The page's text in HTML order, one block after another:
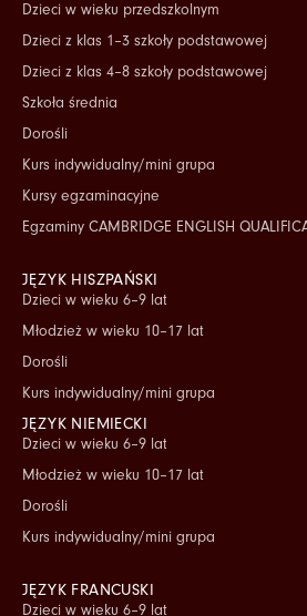
Dzieci w wieku przedszkolnym
Dzieci z klas 1–3 szkoły podstawowej
Dzieci z klas 4–8 szkoły podstawowej
Szkoła średnia
Dorośli
Kurs indywidualny/mini grupa
Kursy egzaminacyjne
Egzaminy CAMBRIDGE ENGLISH
JĘZYK HISZPAŃSKI
Dzieci w wieku 6–9 lat
Młodzież w wieku 10–17 lat
Dorośli
Kurs indywidualny/mini grupa
JĘZYK NIEMIECKI
Dzieci w wieku 6–9 lat
Młodzież w wieku 10–17 lat
Dorośli
Kurs indywidualny/mini grupa
JĘZYK FRANCUSKI
Dzieci w wieku 6–9 lat